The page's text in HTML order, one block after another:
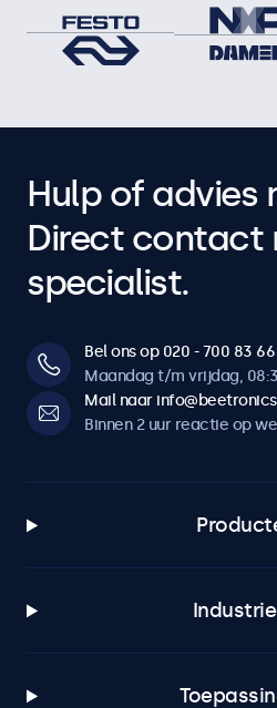
Hulp of advies
Direct contact
specialist.
Bel ons op 020 - 700 83 66
Maandag t/m vrijdag,
Mail naar
Binnen 2 uur reactie op